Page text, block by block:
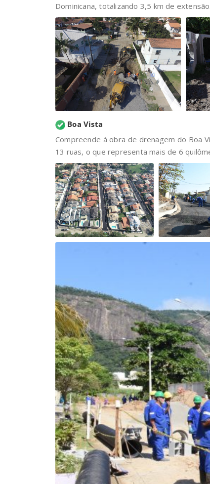
Dominicana, totalizando 3,5 km de
Boa Vista
Compreende à obra de drenagem do Boa
13 ruas, o que representa mais de 6